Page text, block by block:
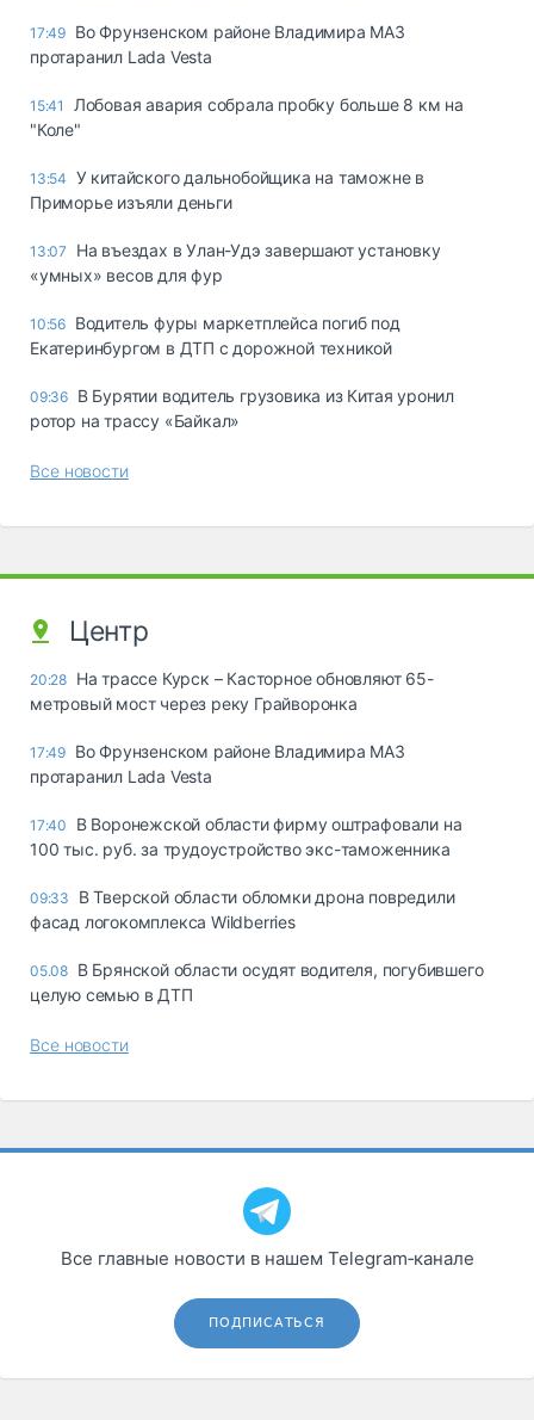
17:49 Во Фрунзенском районе Владимира МАЗ
протаранил Lada Vesta
15:41
Лобовая авария собрала пробку больше 8 км на
"Коле"
13:54 У китайского дальнобойщика на таможне в
Приморье изъяли деньги
13:07
Ha въeздax в Улaн-Удэ зaвepшaют ycтaнoвкy
«yмныx» вecoв для фyp
10:56 Водитель фуры маркетплейса погиб под
Екатеринбургом в ДТП с дорожной техникой
09:36 В Бурятии водитель грузовика из Китая уронил
ротор на трассу «Байкал»
Все новости
Центр
20:28 На трассе Курск – Касторное обновляют 65-
метровый мост через реку Грайворонка
17:49 Во Фрунзенском районе Владимира МАЗ
протаранил Lada Vesta
17:40
В Воронежской области фирму оштрафовали на
100 тыс. руб. за трудоустройство экс-таможенника
09:33
В Тверской области обломки дрона повредили
фасад логокомплекса Wildberries
05.08 В Брянской области осудят водителя, погубившего
целую семью в ДТП
Все новости
Все главные новости в нашем Telegram‑канале
ПОДПИСАТЬСЯ